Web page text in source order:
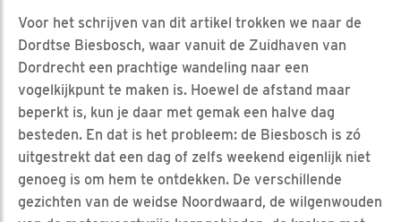
Voor het schrijven van dit artikel trokken we naar de
Dordtse Biesbosch, waar vanuit de Zuidhaven van
Dordrecht een prachtige wandeling naar een
vogelkijkpunt te maken is. Hoewel de afstand maar
beperkt is, kun je daar met gemak een halve dag
besteden. En dat is het probleem: de Biesbosch is zó
uitgestrekt dat een dag of zelfs weekend eigenlijk niet
genoeg is om hem te ontdekken. De verschillende
gezichten van de weidse Noordwaard, de wilgenwouden